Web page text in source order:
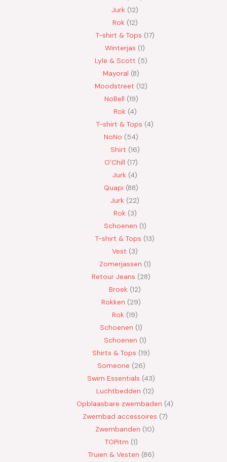
Jurk 12
Rok 12
T-shirt & Tops 17
Winterjas 1
Lyle & Scott
5
Mayoral 8
Moodstreet 12
NoBell 19
Rok 4
T-shirt & Tops 4
NoNo
54
Shirt 16
O'Chill 17
Jurk 4
Quapi 88
Jurk 22
Rok 3
Schoenen 1
T-shirt & Tops 13
Vest
3
Zomerjassen 1
Retour Jeans
28
Broek 12
Rokken
29
Rok 19
Schoenen 1
Schoenen 1
Shirts & Tops 19
Someone 26
Swim Essentials 43
Luchtbedden 12
Opblaasbare zwembaden 4
Zwembad accessoires 7
Zwembanden 10
TOPitm 1
Truien & Vesten 86